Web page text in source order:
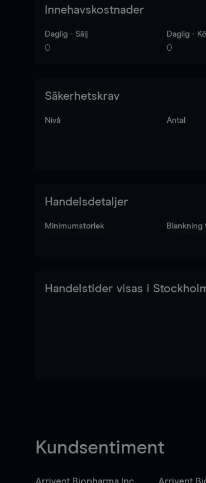
Innehavskostnader
Daglig - Sälj
0
Daglig -
0
Säkerhetskrav
Nivå Antal
Handelsdetaljer
Minimumstorlek Blankning
Handelstider visas i
Kundsentiment